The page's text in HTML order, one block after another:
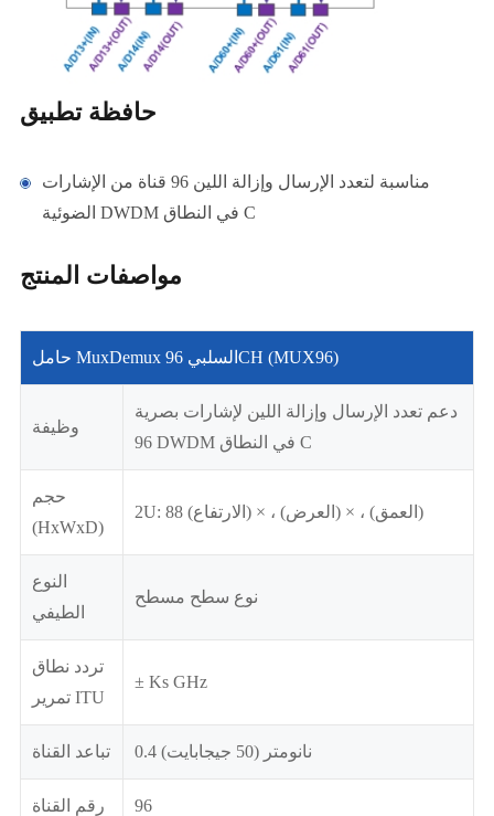
حافظة تطبيق
مناسبة لتعدد الإرسال وإزالة اللين 96 قناة من الإشارات
الضوئية DWDM في النطاق C
مواصفات المنتج
حامل MuxDemux السلبي 96CH (MUX96)
وظيفة
دعم تعدد الإرسال وإزالة اللين لإشارات بصرية
96 DWDM في النطاق C
حجم
(HxWxD)
2U: 88 (الارتفاع) × ، (العرض) × ، (العمق)
النوع
الطيفي
نوع سطح مسطح
تردد نطاق
تمرير ITU
± Ks GHz
تباعد القناة 0.4 نانومتر (50 جيجابايت)
رقم القناة 96